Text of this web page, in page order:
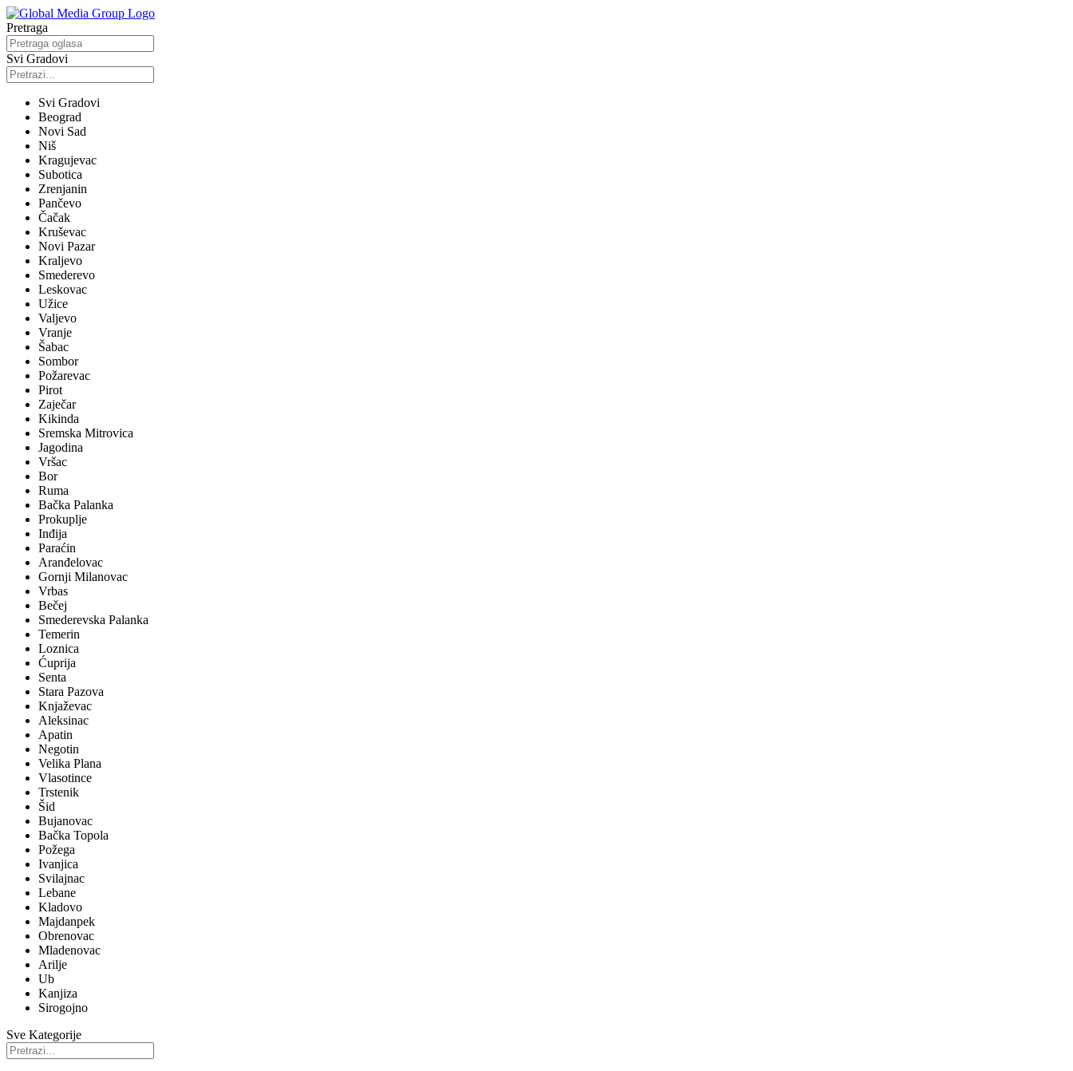
Pretraga
Svi Gradovi
Svi Gradovi
Beograd
Novi Sad
Niš
Kragujevac
Subotica
Zrenjanin
Pančevo
Čačak
Kruševac
Novi Pazar
Kraljevo
Smederevo
Leskovac
Užice
Valjevo
Vranje
Šabac
Sombor
Požarevac
Pirot
Zaječar
Kikinda
Sremska Mitrovica
Jagodina
Vršac
Bor
Ruma
Bačka Palanka
Prokuplje
Inđija
Paraćin
Aranđelovac
Gornji Milanovac
Vrbas
Bečej
Smederevska Palanka
Temerin
Loznica
Ćuprija
Senta
Stara Pazova
Knjaževac
Aleksinac
Apatin
Negotin
Velika Plana
Vlasotince
Trstenik
Šid
Bujanovac
Bačka Topola
Požega
Ivanjica
Svilajnac
Lebane
Kladovo
Majdanpek
Obrenovac
Mladenovac
Arilje
Ub
Kanjiza
Sirogojno
Sve Kategorije